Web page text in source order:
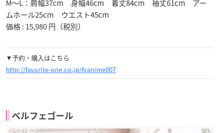
M～L：肩幅37cm 身幅46cm 着丈84cm 袖丈61cm アー
ムホール25cm ウエスト45cm
価格 : 15,980 円（税別）
▼予約・購入はこちら
http://favorite-one.co.jp/fvanime007
ベルフェゴール